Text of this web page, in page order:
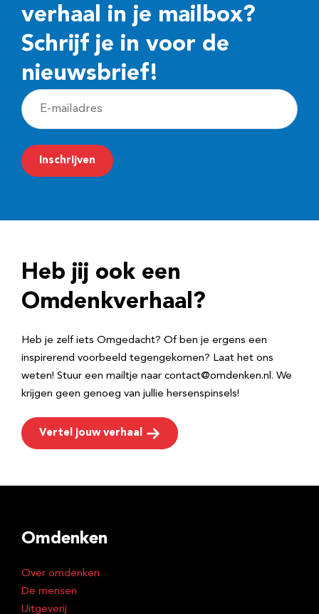
verhaal in je mailbox?
Schrijf je in voor de
nieuwsbrief!
E
-
m
a
r
e
Inschrijven
Heb jij ook een
Omdenkverhaal?
Heb je zelf iets Omgedacht? Of ben je ergens een
inspirerend voorbeeld tegengekomen? Laat het ons
weten! Stuur een mailtje naar contact@omdenken.nl. We
krijgen geen genoeg van jullie hersenspinsels!
Vertel jouw verhaal
Omdenken
Over omdenken
De mensen
Uitgeverij